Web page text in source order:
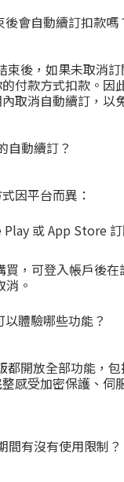
會自動續訂扣款嗎
束後，如果未取消
付款方式扣款。因
取消自動續訂，以
自動續訂？
因平台而異：
或 App Store
，可登入帳戶後在
。
以體驗哪些功能？
都開放全部功能，
感受加密保護、伺
間有沒有使用限制？